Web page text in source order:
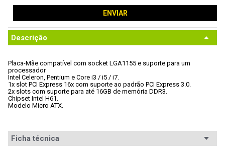
ENVIAR
Descrição
Placa-Mãe compatível com socket LGA1155 e suporte para um
processador
Intel Celeron, Pentium e Core i3 / i5 / i7.
1x slot PCI Express 16x com suporte ao padrão PCI Express 3.0.
2x slots com suporte para até 16GB de memória DDR3.
Chipset Intel H61.
Modelo Micro ATX.
Ficha técnica